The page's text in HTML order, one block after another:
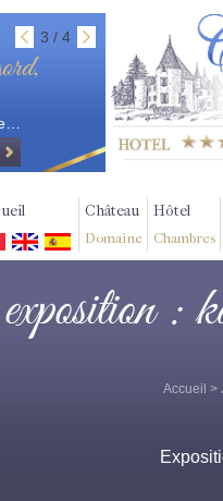
3 / 4
Château
Domaine
Hôtel
Chambres
exposition :
Accueil >